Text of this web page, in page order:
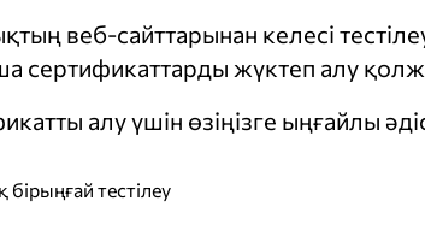
веб-сайттарынан келесі
сертификаттарды жүктеп алу
алу үшін өзіңізге ыңғайлы
бірыңғай тестілеу